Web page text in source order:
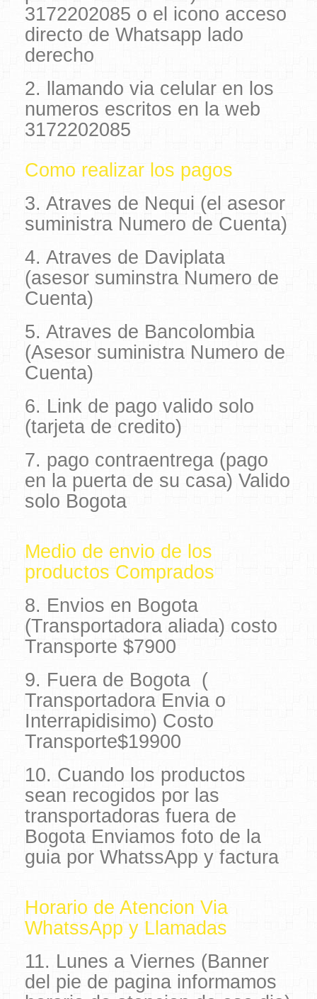
3172202085 o el icono acceso
directo de Whatsapp lado
derecho
2. llamando via celular en los
numeros escritos en la web
3172202085
Como realizar los pagos
3. Atraves de Nequi (el asesor
suministra Numero de Cuenta)
4. Atraves de Daviplata
(asesor suminstra Numero de
Cuenta)
5. Atraves de Bancolombia
(Asesor suministra Numero de
Cuenta)
6. Link de pago valido solo
(tarjeta de credito)
7. pago contraentrega (pago
en la puerta de su casa) Valido
solo Bogota
Medio de envio de los
productos Comprados
8. Envios en Bogota
(Transportadora aliada) costo
Transporte $7900
9. Fuera de Bogota (
Transportadora Envia o
Interrapidisimo) Costo
Transporte$19900
10. Cuando los productos
sean recogidos por las
transportadoras fuera de
Bogota Enviamos foto de la
guia por WhatssApp y factura
Horario de Atencion Via
WhatssApp y Llamadas
11. Lunes a Viernes (Banner
del pie de pagina informamos